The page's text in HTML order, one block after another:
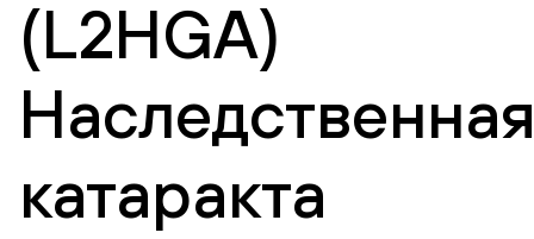
(L2HGA)
катаракта